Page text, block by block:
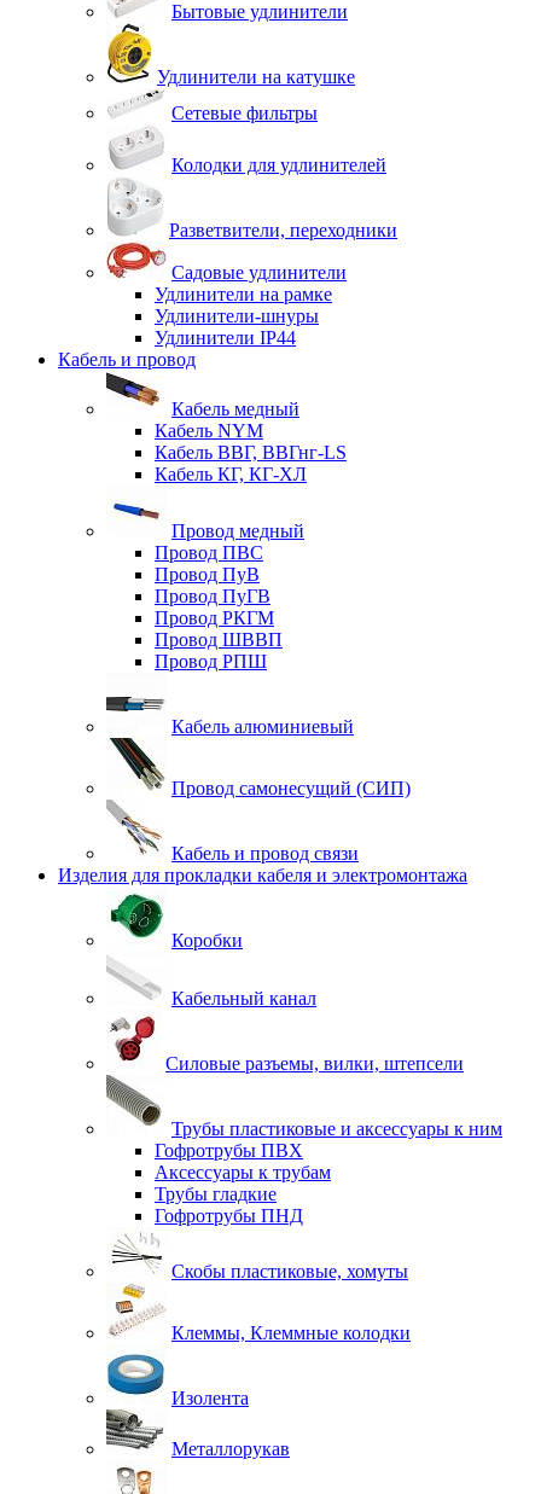
Бытовые удлинители
Удлинители на катушке
Сетевые фильтры
Колодки для удлинителей
Разветвители, переходники
Садовые удлинители
Удлинители на рамке
Удлинители-шнуры
Удлинители IP44
Кабель и провод
Кабель медный
Кабель NYM
Кабель ВВГ, ВВГнг-LS
Кабель КГ, КГ-ХЛ
Провод медный
Провод ПВС
Провод ПуВ
Провод ПуГВ
Провод РКГМ
Провод ШВВП
Провод РПШ
Кабель алюминиевый
Провод самонесущий (СИП)
Кабель и провод связи
Изделия для прокладки кабеля и электромонтажа
Коробки
Кабельный канал
Силовые разъемы, вилки, штепсели
Трубы пластиковые и аксессуары к ним
Гофротрубы ПВХ
Аксессуары к трубам
Трубы гладкие
Гофротрубы ПНД
Скобы пластиковые, хомуты
Клеммы, Клеммные колодки
Изолента
Металлорукав